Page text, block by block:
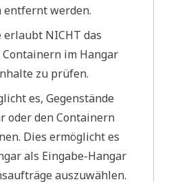
entfernt werden.
erlaubt NICHT das
im Hangar
zu prüfen.
es, Gegenstände
oder den Containern
Dies ermöglicht es
als Eingabe-Hangar
auszuwählen.